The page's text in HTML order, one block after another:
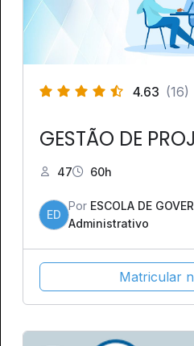
4.63 (16)
GESTÃO DE
47 60h
ED
Por ESCOLA DE
Administrativo
Matricular